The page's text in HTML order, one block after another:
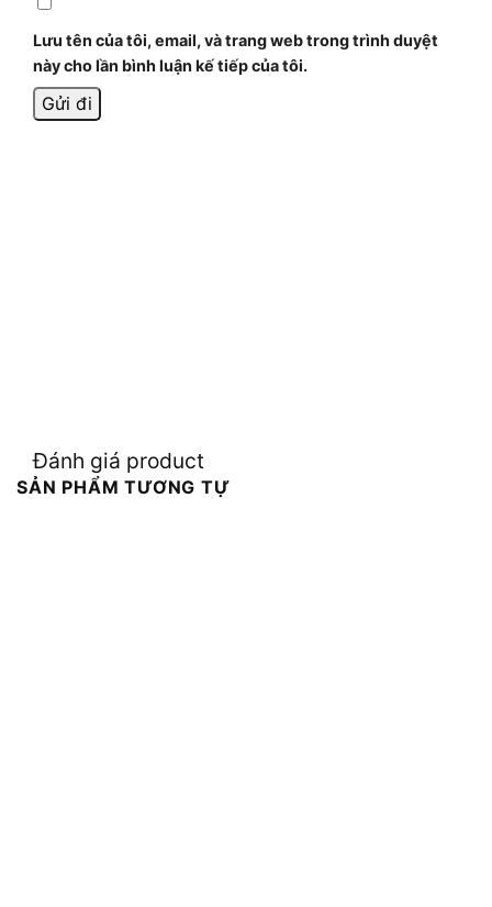
Lưu tên của tôi, email, và trang web trong trình duyệt
này cho lần bình luận kế tiếp của tôi.
Đánh giá product
SẢN PHẨM TƯƠNG TỰ